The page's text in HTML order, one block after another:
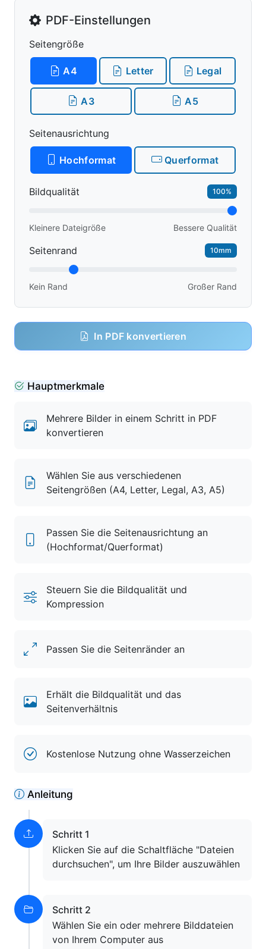
PDF-Einstellungen
Seitengröße
A4 Letter Legal
A3 A5
Seitenausrichtung
Hochformat Querformat
Bildqualität 100%
Kleinere Dateigröße Bessere Qualität
Seitenrand 10mm
Kein Rand Großer Rand
In PDF konvertieren
Hauptmerkmale
Mehrere Bilder in einem Schritt in PDF
konvertieren
Wählen Sie aus verschiedenen
Seitengrößen (A4, Letter, Legal, A3, A5)
Passen Sie die Seitenausrichtung an
(Hochformat/Querformat)
Steuern Sie die Bildqualität und
Kompression
Passen Sie die Seitenränder an
Erhält die Bildqualität und das
Seitenverhältnis
Kostenlose Nutzung ohne Wasserzeichen
Anleitung
Schritt 1
Klicken Sie auf die Schaltfläche "Dateien
durchsuchen", um Ihre Bilder auszuwählen
Schritt 2
Wählen Sie ein oder mehrere Bilddateien
von Ihrem Computer aus